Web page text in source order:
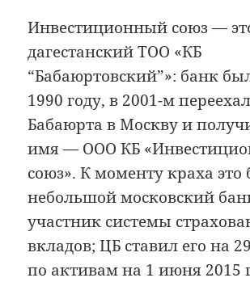
Инвестиционный союз —
дагестанский ТОО «КБ
“Бабаюртовский”»: банк
1990 году, в 2001-м
Бабаюрта в Москву и
имя — ООО КБ
союз». К моменту краха это
небольшой московский
участник системы
вкладов; ЦБ ставил его на
по активам на 1 июня 2015